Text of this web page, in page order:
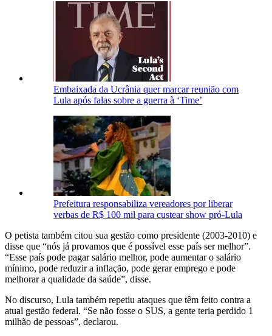
Embaixada da Ucrânia quer marcar reunião com
Lula após falas sobre a guerra à ‘Time’
Prefeitura responsabiliza vereadores por liberar
verbas de R$ 100 mil para custear show pró-Lula
O petista também citou sua gestão como presidente (2003-2010) e
disse que “nós já provamos que é possível esse país ser melhor”.
“Esse país pode pagar salário melhor, pode aumentar o salário
mínimo, pode reduzir a inflação, pode gerar emprego e pode
melhorar a qualidade da saúde”, disse.
No discurso, Lula também repetiu ataques que têm feito contra a
atual gestão federal. “Se não fosse o SUS, a gente teria perdido 1
milhão de pessoas”, declarou.